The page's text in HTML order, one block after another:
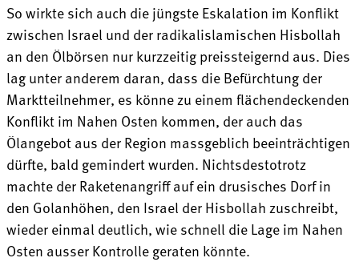
So wirkte sich auch die jüngste Eskalation im Konflikt
zwischen Israel und der radikalislamischen Hisbollah
an den Ölbörsen nur kurzzeitig preissteigernd aus. Dies
lag unter anderem daran, dass die Befürchtung der
Marktteilnehmer, es könne zu einem flächendeckenden
Konflikt im Nahen Osten kommen, der auch das
Ölangebot aus der Region massgeblich beeinträchtigen
dürfte, bald gemindert wurden. Nichtsdestotrotz
machte der Raketenangriff auf ein drusisches Dorf in
den Golanhöhen, den Israel der Hisbollah zuschreibt,
wieder einmal deutlich, wie schnell die Lage im Nahen
Osten ausser Kontrolle geraten könnte.